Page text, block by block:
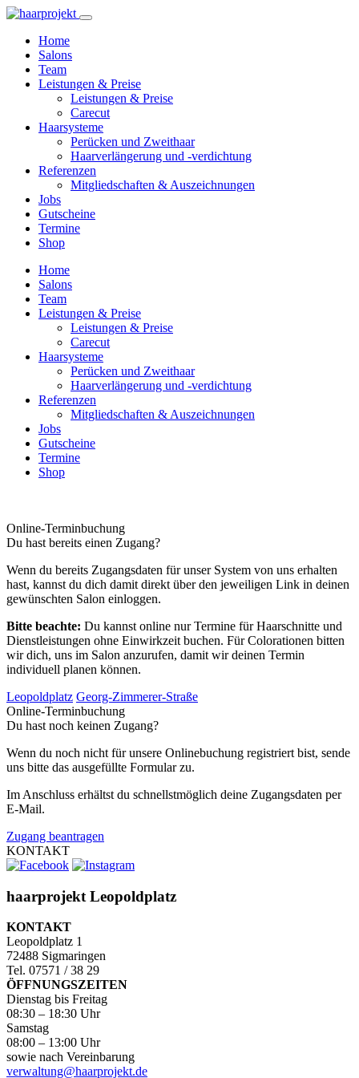
Home
Salons
Team
Leistungen & Preise
Leistungen & Preise
Carecut
Haarsysteme
Perücken und Zweithaar
Haarverlängerung und -verdichtung
Referenzen
Mitgliedschaften & Auszeichnungen
Jobs
Gutscheine
Termine
Shop
Home
Salons
Team
Leistungen & Preise
Leistungen & Preise
Carecut
Haarsysteme
Perücken und Zweithaar
Haarverlängerung und -verdichtung
Referenzen
Mitgliedschaften & Auszeichnungen
Jobs
Gutscheine
Termine
Shop
Online-Terminbuchung
Du hast bereits einen Zugang?
Wenn du bereits Zugangsdaten für unser System von uns erhalten
hast, kannst du dich damit direkt über den jeweiligen Link in deinen
gewünschten Salon einloggen.
Bitte beachte: Du kannst online nur Termine für Haarschnitte und
Dienstleistungen ohne Einwirkzeit buchen. Für Colorationen bitten
wir dich, uns im Salon anzurufen, damit wir deinen Termin
individuell planen können.
Leopoldplatz Georg-Zimmerer-Straße
Online-Terminbuchung
Du hast noch keinen Zugang?
Wenn du noch nicht für unsere Onlinebuchung registriert bist, sende
uns bitte das ausgefüllte Formular zu.
Im Anschluss erhältst du schnellstmöglich deine Zugangsdaten per
E-Mail.
Zugang beantragen
KONTAKT
haarprojekt Leopoldplatz
KONTAKT
Leopoldplatz 1
72488 Sigmaringen
Tel. 07571 / 38 29
ÖFFNUNGSZEITEN
Dienstag bis Freitag
08:30 – 18:30 Uhr
Samstag
08:00 – 13:00 Uhr
sowie nach Vereinbarung
verwaltung@haarprojekt.de